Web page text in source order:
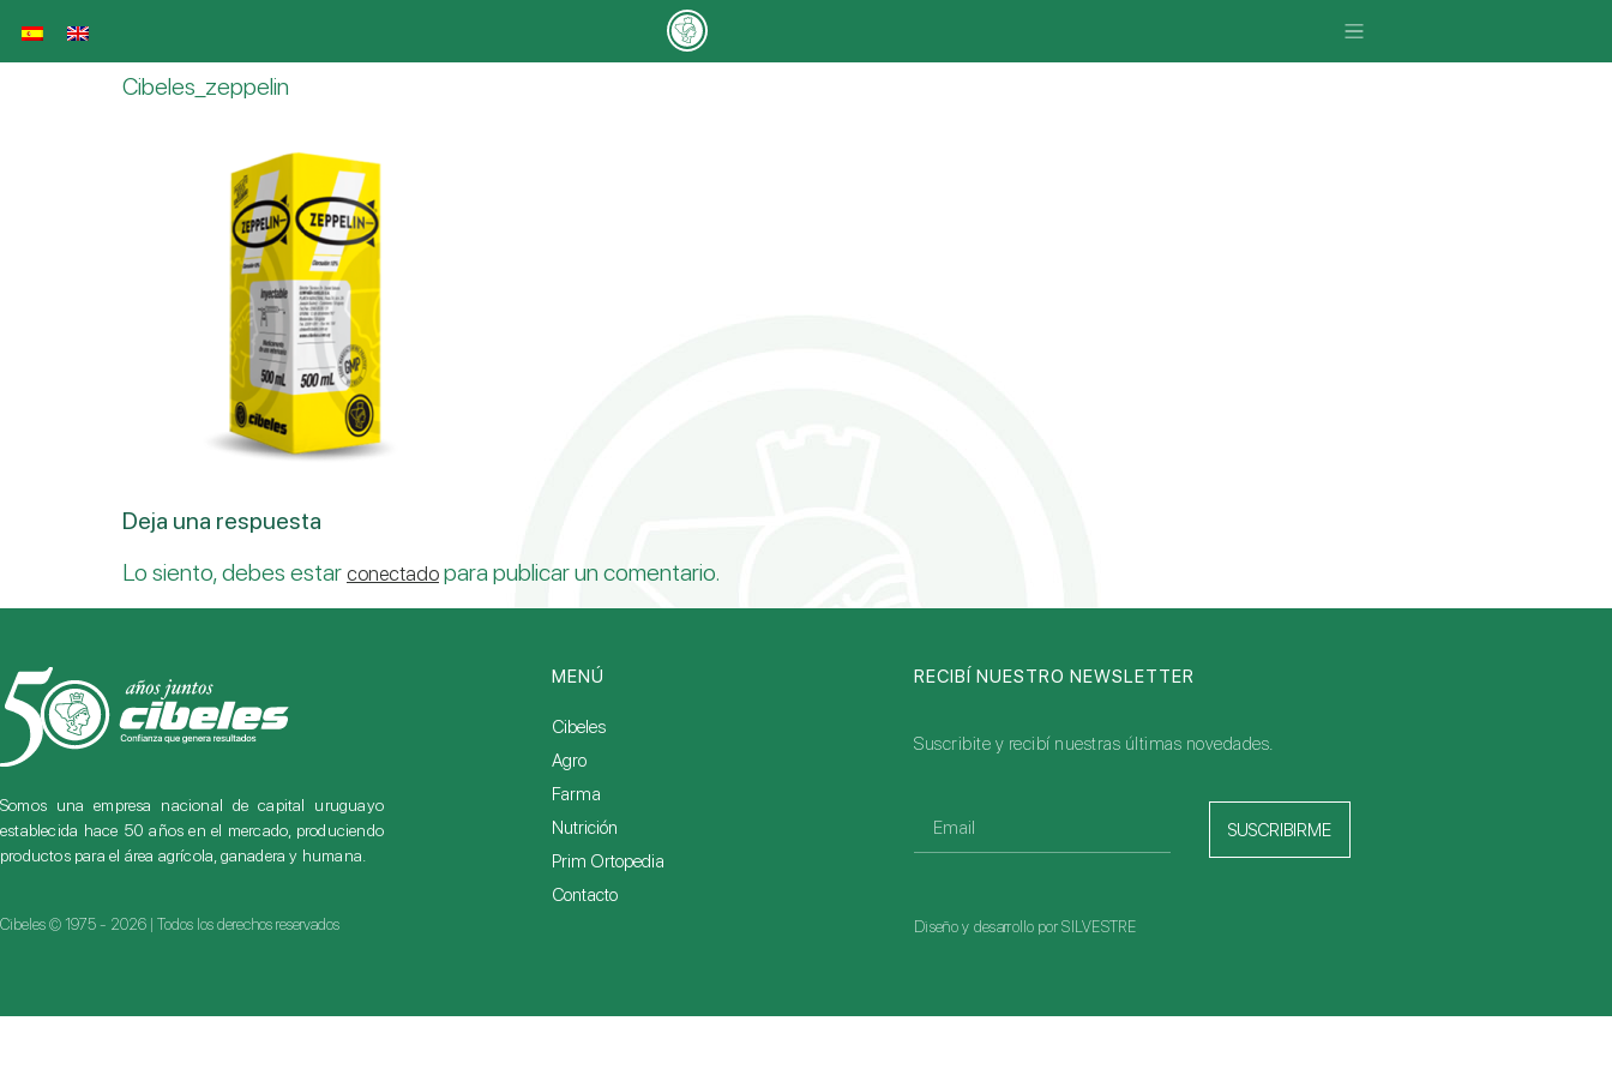
Cibeles_zeppelin
Deja una respuesta
Lo siento, debes estar conectado para publicar un comentario.
Somos una empresa nacional de capital uruguayo
establecida hace 50 años en el mercado, produciendo
productos para el área agrícola, ganadera y humana.
Cibeles © 1975 - 2026 | Todos los derechos reservados
MENÚ
Cibeles
Agro
Farma
Nutrición
Prim Ortopedia
Contacto
RECIBÍ NUESTRO NEWSLETTER
Suscribite y recibí nuestras últimas novedades.
SUSCRIBIRME
Diseño y desarrollo por SILVESTRE